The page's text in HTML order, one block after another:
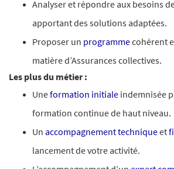
Analyser et répondre aux besoins
apportant des solutions adaptées.
Proposer un programmecohérent
matière d’Assurances collectives.
Les plus du métier :
Uneformation initiale indemnisée
formation continue de haut niveau.
Un accompagnement techniqueet
lancement de votre activité.